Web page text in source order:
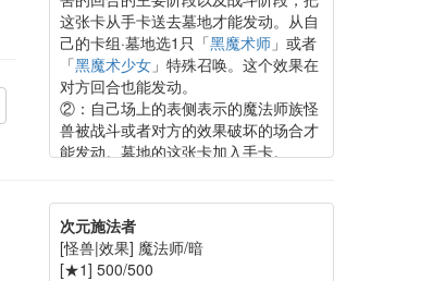
这张卡从手卡送去墓地才能发动。从自
己的卡组·墓地选1只「黑魔术师 」或者
「黑魔术少女 」特殊召唤。这个效果在
对方回合也能发动。
②：自己场上的表侧表示的魔法师族怪
兽被战斗或者对方的效果破坏的场合才
能发动。墓地的这张卡加入手卡。
次元施法者
[怪兽|效果] 魔法师/暗
[★1] 500/500